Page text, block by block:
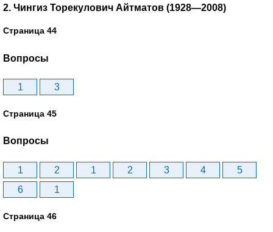
2. Чингиз Торекулович Айтматов (1928—2008)
Страница 44
Вопросы
1 3
Страница 45
Вопросы
1 2 1 2 3 4
5
6
1
Страница 46